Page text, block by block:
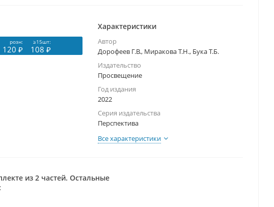
розн: ≥15шт:
120 ₽ 108 ₽
Характеристики
Автор
Дорофеев Г.В., Миракова Т.Н., Бука Т.Б.
Издательство
Просвещение
Год издания
2022
Серия издательства
Перспектива
Все характеристики
из 2 частей. Остальные